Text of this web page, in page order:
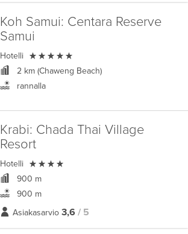
Koh Samui: Centara Reserve
Samui
Hotelli 
2 km (Chaweng Beach)
rannalla
Krabi: Chada Thai Village
Resort
Hotelli 
900 m
900 m
Asiakasarvio 3,6 / 5